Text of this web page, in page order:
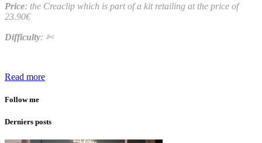
Price: the Creaclip which is part of a kit retailing at the price of
23.90€
Difficulty: ✄
Read more
Follow me
Derniers posts